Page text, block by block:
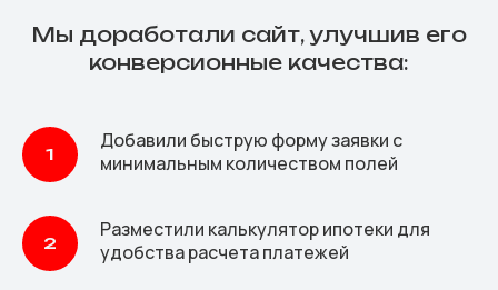
Мы доработали сайт, улучшив его
конверсионные качества:
Добавили быструю форму заявки с
минимальным количеством полей
Разместили калькулятор ипотеки для
удобства расчета платежей